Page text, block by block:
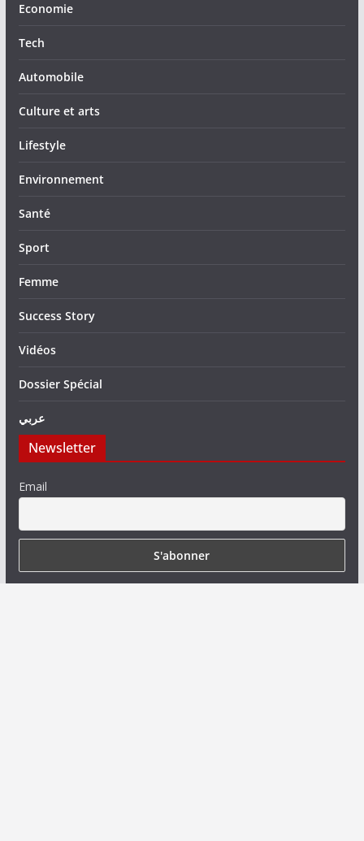
Economie
Tech
Automobile
Culture et arts
Lifestyle
Environnement
Santé
Sport
Femme
Success Story
Vidéos
Dossier Spécial
عربي
Newsletter
Email